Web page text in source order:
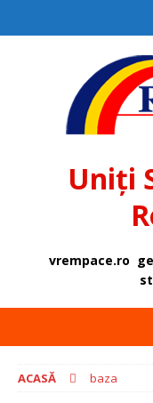
Uniți
vrempace.ro
ACASĂ baza